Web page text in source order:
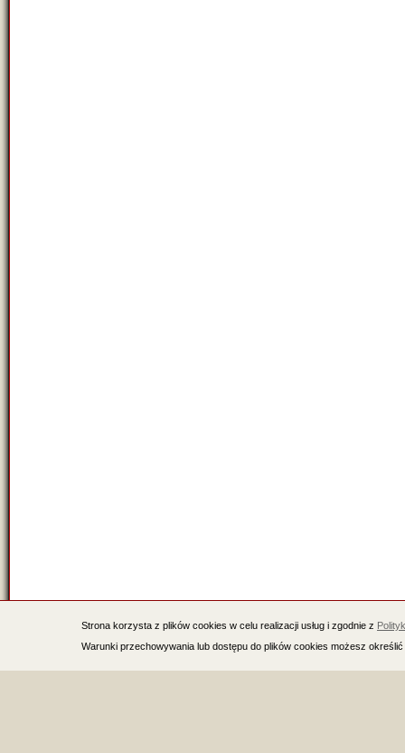
Strona korzysta z plików cookies w celu realizacji usług i zgodnie z
Warunki przechowywania lub dostępu do plików cookies możesz